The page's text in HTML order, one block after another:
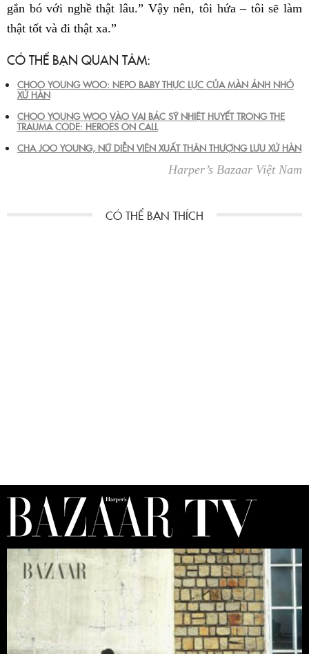
gắn bó với nghề thật lâu.” Vậy nên, tôi hứa – tôi sẽ làm
thật tốt và đi thật xa.”
CÓ THỂ BẠN QUAN TÂM:
CHOO YOUNG WOO: NEPO BABY THỰC LỰC CỦA MÀN ẢNH NHỎ
XỨ HÀN
CHOO YOUNG WOO VÀO VAI BÁC SỸ NHIỆT HUYẾT TRONG THE
TRAUMA CODE: HEROES ON CALL
CHA JOO YOUNG, NỮ DIỄN VIÊN XUẤT THÂN THƯỢNG LƯU XỨ HÀN
Harper’s Bazaar Việt Nam